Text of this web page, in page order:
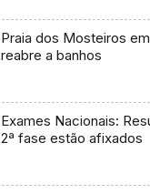
Praia dos Mosteiros
reabre a banhos
Exames Nacionais:
2ª fase estão afixados